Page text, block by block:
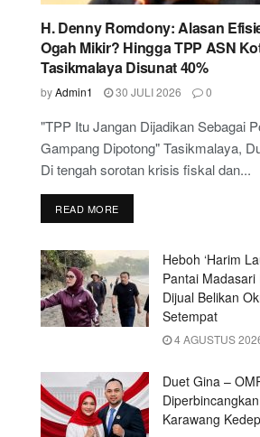
H. Denny Romdony: Alasan
Ogah Mikir? Hingga TPP ASN
Tasikmalaya Disunat 40%
byAdmin1 30 JULI 2026 0
"TPP Itu Jangan Dijadikan Sebagai
Gampang Dipotong" Tasikmalaya,
Di tengah sorotan krisis fiskal dan...
READ MORE
Heboh ‘Harim
Pantai
Dijual Belikan
Setempat
4 AGUSTUS
Duet Gina –
Karawang